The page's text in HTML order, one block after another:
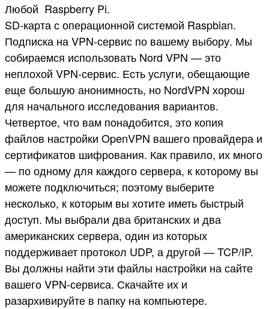
Любой Raspberry Pi.
SD-карта с операционной системой Raspbian.
Подписка на VPN-сервис по вашему выбору. Мы
собираемся использовать Nord VPN — это
неплохой VPN-сервис. Есть услуги, обещающие
еще большую анонимность, но NordVPN хорош
для начального исследования вариантов.
Четвертое, что вам понадобится, это копия
файлов настройки OpenVPN вашего провайдера и
сертификатов шифрования. Как правило, их много
— по одному для каждого сервера, к которому вы
можете подключиться; поэтому выберите
несколько, к которым вы хотите иметь быстрый
доступ. Мы выбрали два британских и два
американских сервера, один из которых
поддерживает протокол UDP, а другой — TCP/IP.
Вы должны найти эти файлы настройки на сайте
вашего VPN-сервиса. Скачайте их и
разархивируйте в папку на компьютере.